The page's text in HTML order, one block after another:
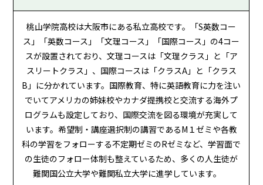
桃山学院高校は大阪市にある私立高校です。「S英数コー
ス」「英数コース」「文理コース」「国際コース」の4コー
スが設置されており、文理コースは「文理クラス」と「ア
スリートクラス」、国際コースは「クラスA」と「クラス
B」に分かれています。国際教育、特に英語教育に力を注い
でいてアメリカの姉妹校やカナダ提携校と交流する海外プ
ログラムも設定しており、国際交流を図る環境が充実して
います。希望制・講座選択制の講習であるM１ゼミや各教
科の学習をフォローする不定期ゼミのRゼミなど、学習面で
の生徒のフォロー体制も整えているため、多くの人生徒が
難関国公立大学や難関私立大学に進学しています。